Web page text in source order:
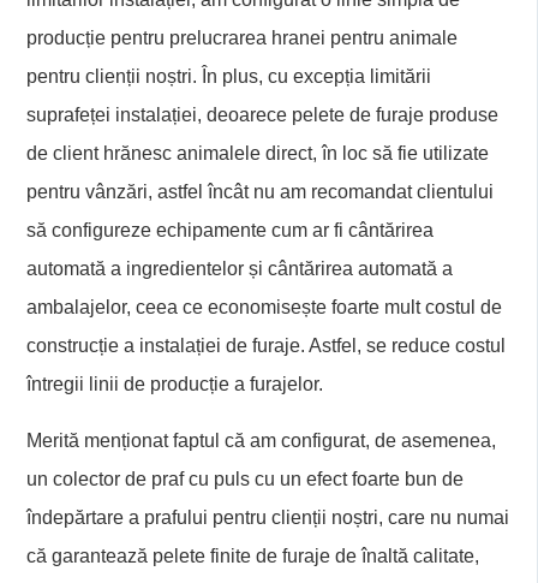
producție pentru prelucrarea hranei pentru animale
pentru clienții noștri. În plus, cu excepția limitării
suprafeței instalației, deoarece pelete de furaje produse
de client hrănesc animalele direct, în loc să fie utilizate
pentru vânzări, astfel încât nu am recomandat clientului
să configureze echipamente cum ar fi cântărirea
automată a ingredientelor și cântărirea automată a
ambalajelor, ceea ce economisește foarte mult costul de
construcție a instalației de furaje. Astfel, se reduce costul
întregii linii de producție a furajelor.
Merită menționat faptul că am configurat, de asemenea,
un colector de praf cu puls cu un efect foarte bun de
îndepărtare a prafului pentru clienții noștri, care nu numai
că garantează pelete finite de furaje de înaltă calitate,